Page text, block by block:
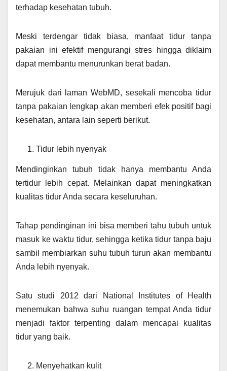
terhadap kesehatan tubuh.
Meski terdengar tidak biasa, manfaat tidur tanpa
pakaian ini efektif mengurangi stres hingga diklaim
dapat membantu menurunkan berat badan.
Merujuk dari laman WebMD, sesekali mencoba tidur
tanpa pakaian lengkap akan memberi efek positif bagi
kesehatan, antara lain seperti berikut.
Tidur lebih nyenyak
Mendinginkan tubuh tidak hanya membantu Anda
tertidur lebih cepat. Melainkan dapat meningkatkan
kualitas tidur Anda secara keseluruhan.
Tahap pendinginan ini bisa memberi tahu tubuh untuk
masuk ke waktu tidur, sehingga ketika tidur tanpa baju
sambil membiarkan suhu tubuh turun akan membantu
Anda lebih nyenyak.
Satu studi 2012 dari National Institutes of Health
menemukan bahwa suhu ruangan tempat Anda tidur
menjadi faktor terpenting dalam mencapai kualitas
tidur yang baik.
Menyehatkan kulit